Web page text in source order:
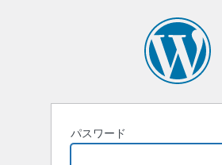
パスワード